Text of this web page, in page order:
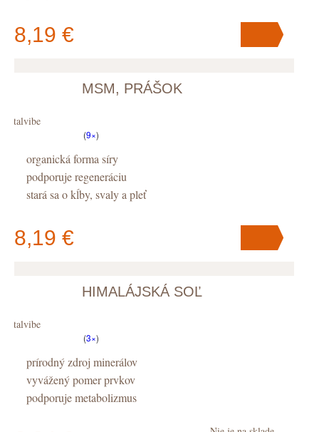
8,19 €
V košíku máteks
MSM, PRÁŠOK
Vitalvibe
(9×)
organická forma síry
podporuje regeneráciu
stará sa o kĺby, svaly a pleť
8,19 €
V košíku máteks
HIMALÁJSKÁ SOĽ
Vitalvibe
(3×)
prírodný zdroj minerálov
vyvážený pomer prvkov
podporuje metabolizmus